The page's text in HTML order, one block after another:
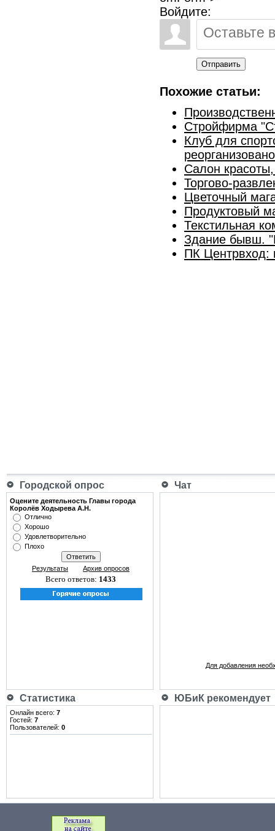
Войдите:
Отправить
Похожие статьи:
Стройфирма
Клуб для
Салон
Торгово-
Цветочный
Продуктовый
Текстильная
Здание бывш.
ПК Центрвход:
Городской опрос Чат
Оцените деятельность Главы города
Королёв Ходырева А.Н.
Отлично
Хорошо
Удовлетворительно
Плохо
Результаты Архив опросов
Всего ответов: 1433
Для добавления
Статистика ЮБиК рекомендует
Онлайн всего: 7
Гостей: 7
Пользователей: 0